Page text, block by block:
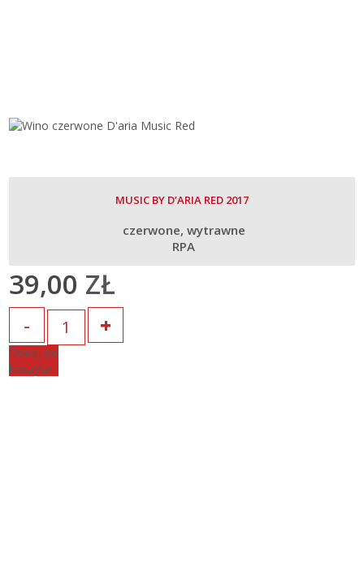
MUSIC BY D’ARIA RED 2017
czerwone wytrawne
RPA
39,00 ZŁ
Dodaj do
koszyka